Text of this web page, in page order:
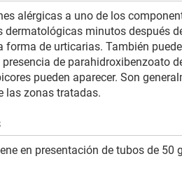
alérgicas a uno de los
dermatológicas minutos después
forma de urticarias. También
de parahidroxibenzoato
pueden aparecer. Son
las zonas tratadas.
en presentación de tubos de 50